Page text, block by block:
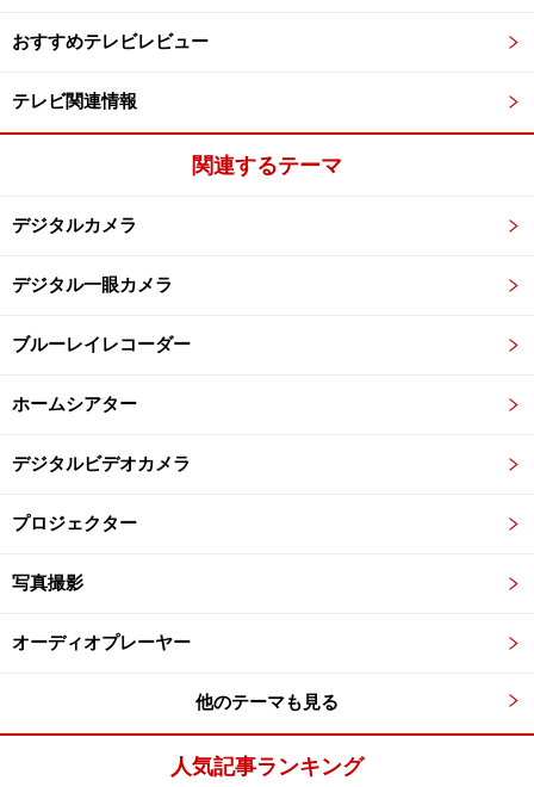
おすすめテレビレビュー
テレビ関連情報
関連するテーマ
デジタルカメラ
デジタル一眼カメラ
ブルーレイレコーダー
ホームシアター
デジタルビデオカメラ
プロジェクター
写真撮影
オーディオプレーヤー
他のテーマも見る
人気記事ランキング